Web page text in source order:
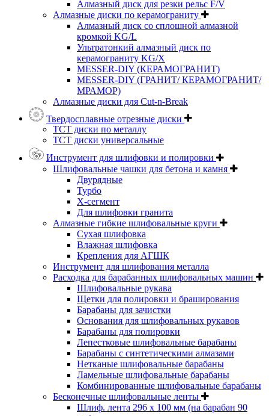
Алмазный диск для резки рельс F/V
Алмазные диски по керамограниту
Алмазный диск со сплошной алмазной
кромкой KG/L
Ультратонкий алмазный диск по
керамограниту KG/X
MESSER-DIY (КЕРАМОГРАНИТ)
MESSER-DIY (ГРАНИТ/ КЕРАМОГРАНИТ/
МРАМОР)
Алмазные диски для Cut-n-Break
Твердосплавные отрезные диски
ТСТ диски по металлу
ТСТ диски универсальные
Инструмент для шлифовки и полировки
Шлифовальные чашки для бетона и камня
Двурядные
Турбо
Х-сегмент
Для шлифовки гранита
Алмазные гибкие шлифовальные круги
Cухая шлифовка
Влажная шлифовка
Крепления для АГШК
Инструмент для шлифования металла
Расходка для барабанных шлифовальных машин
Шлифовальные рукава
Щетки для полировки и браширования
Барабаны для зачистки
Основания для шлифовальных рукавов
Барабаны для полировки
Лепестковые шлифовальные барабаны
Барабаны с синтетическими алмазами
Нетканые шлифовальные барабаны
Ламельные шлифовальные барабаны
Комбинированные шлифовальные барабаны
Бесконечные шлифовальные ленты
Шлиф. лента 296 х 100 мм (на барабан 90